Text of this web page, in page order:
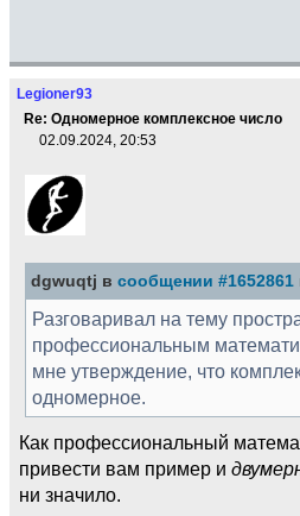
Legioner93
Re: Одномерное комплексное число
02.09.2024, 20:53
dgwuqtj в сообщении #1652861
Разговаривал на тему
профессиональным
мне утверждение, что
одномерное.
Как профессиональный
привести вам пример и
ни значило.